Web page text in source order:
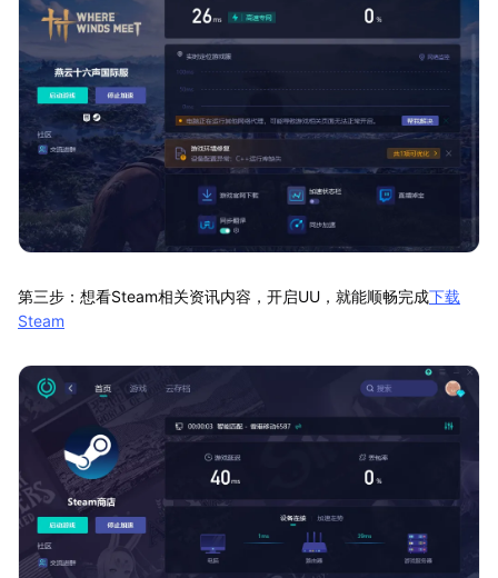
第三步：想看Steam相关资讯内容，开启UU，就能顺畅完成下载
Steam